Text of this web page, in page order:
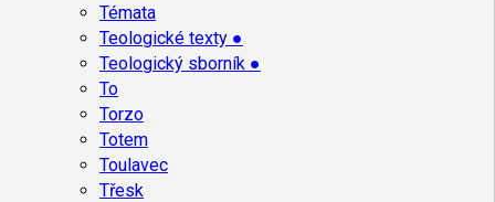
Témata
Teologické texty ●
Teologický sborník ●
To
Torzo
Totem
Toulavec
Třesk